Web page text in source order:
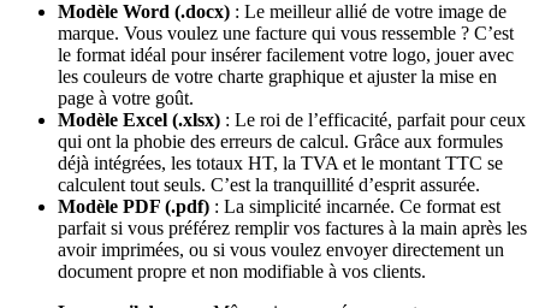
Modèle Word (.docx) : Le meilleur allié de votre image de
marque. Vous voulez une facture qui vous ressemble ? C’est
le format idéal pour insérer facilement votre logo, jouer avec
les couleurs de votre charte graphique et ajuster la mise en
page à votre goût.
Modèle Excel (.xlsx) : Le roi de l’efficacité, parfait pour ceux
qui ont la phobie des erreurs de calcul. Grâce aux formules
déjà intégrées, les totaux HT, la TVA et le montant TTC se
calculent tout seuls. C’est la tranquillité d’esprit assurée.
Modèle PDF (.pdf) : La simplicité incarnée. Ce format est
parfait si vous préférez remplir vos factures à la main après les
avoir imprimées, ou si vous voulez envoyer directement un
document propre et non modifiable à vos clients.